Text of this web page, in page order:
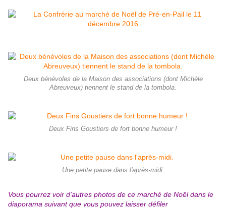
Deux bénévoles de la Maison des associations (dont Michèle
Abreuveux) tiennent le stand de la tombola.
Deux Fins Goustiers de fort bonne humeur !
Une petite pause dans l'après-midi.
Vous pourrez voir d'autres photos de ce marché de Noël dans le
diaporama suivant que vous pouvez laisser défiler